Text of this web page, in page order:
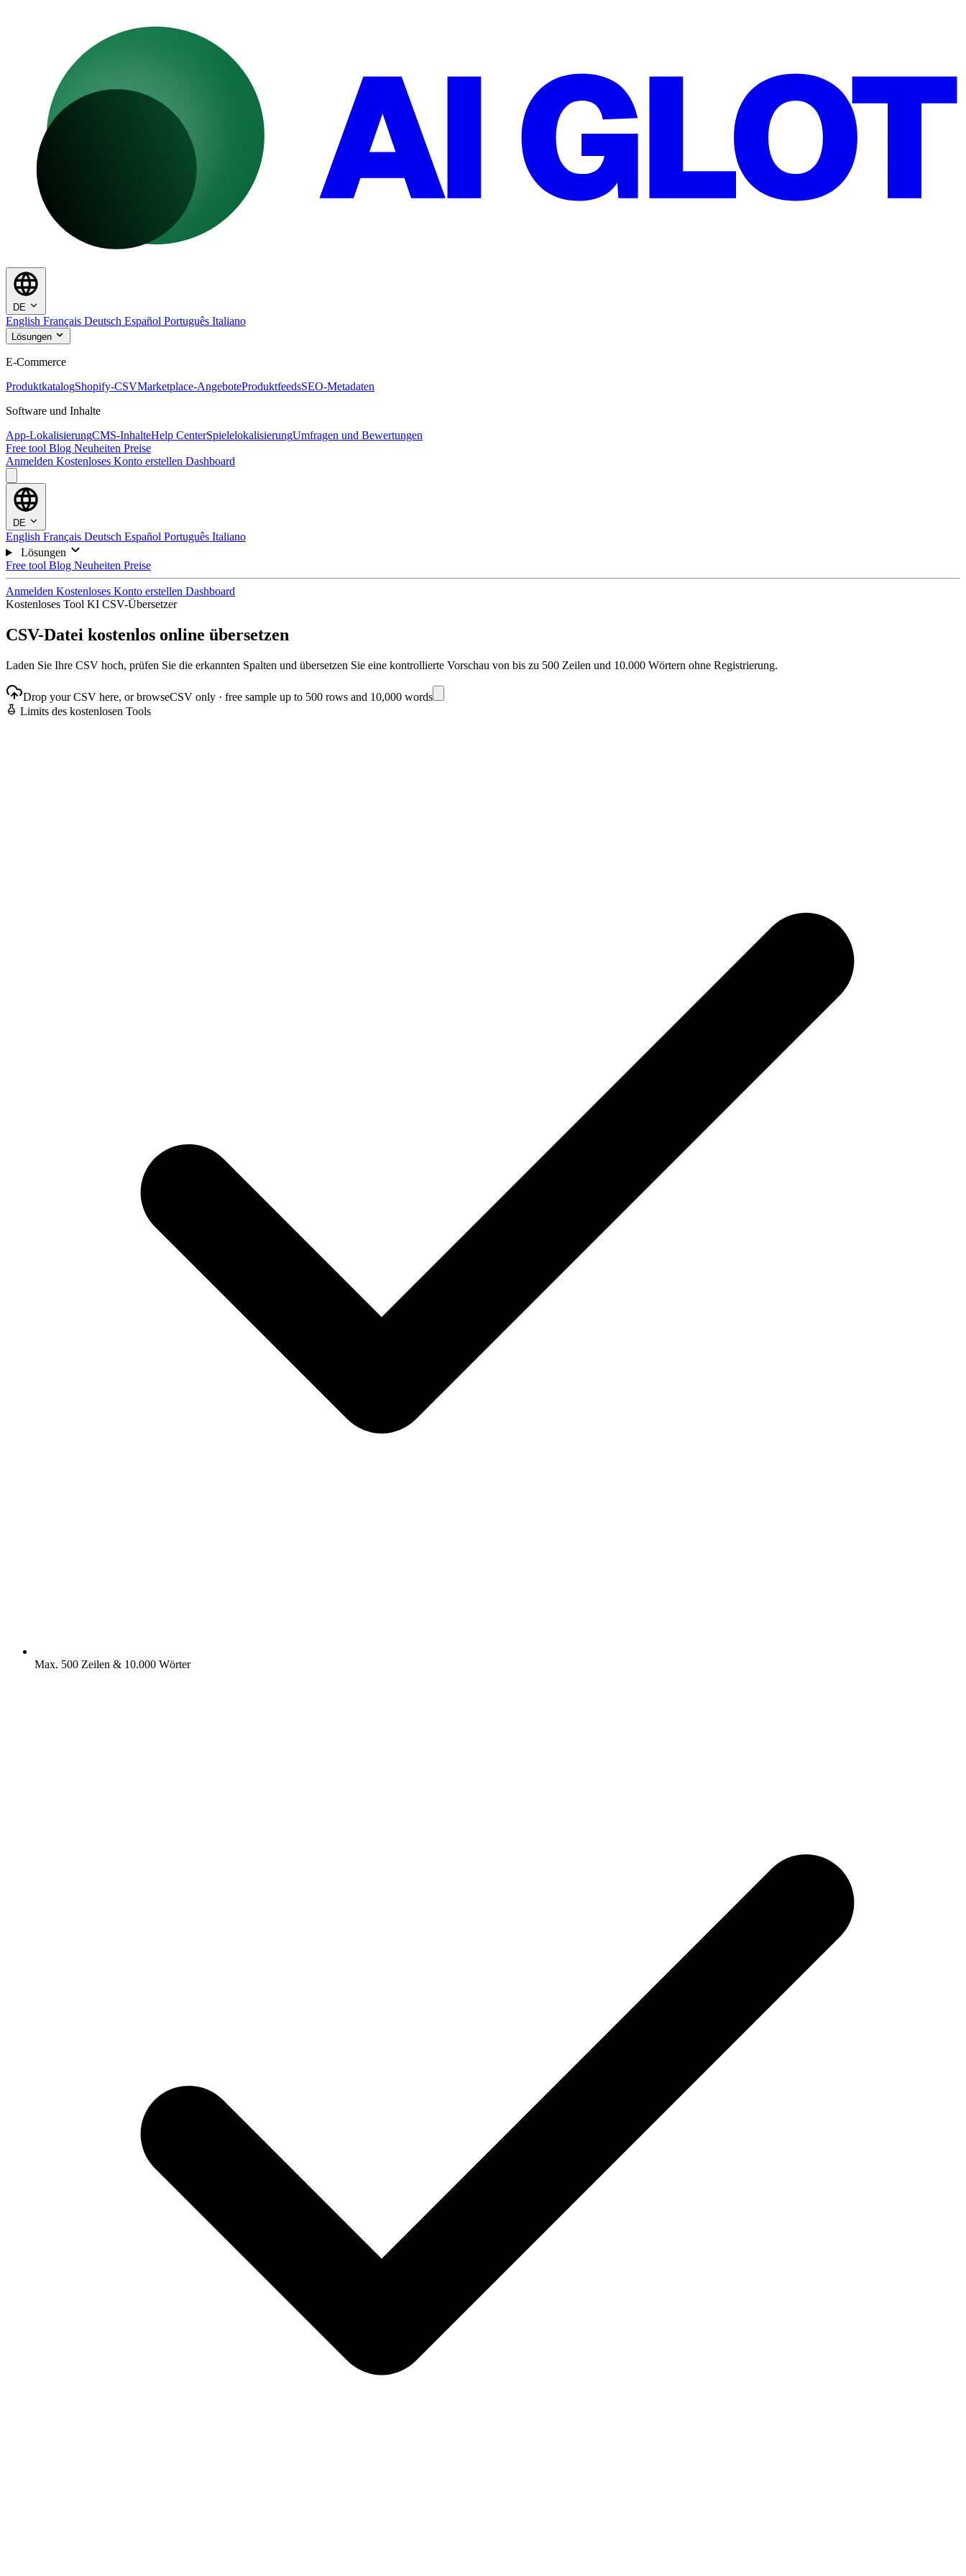
DE
English Français Deutsch Español Português Italiano
Lösungen
E-Commerce
ProduktkatalogShopify-CSVMarketplace-AngeboteProduktfeedsSEO-Metadaten
Software und Inhalte
App-LokalisierungCMS-InhalteHelp CenterSpielelokalisierungUmfragen und Bewertungen
Free tool Blog Neuheiten Preise
Anmelden Kostenloses Konto erstellen Dashboard
DE
English Français Deutsch Español Português Italiano
Lösungen
Free tool Blog Neuheiten Preise
Anmelden Kostenloses Konto erstellen Dashboard
Kostenloses Tool KI CSV-Übersetzer
CSV-Datei kostenlos online übersetzen
Laden Sie Ihre CSV hoch, prüfen Sie die erkannten Spalten und übersetzen Sie eine kontrollierte Vorschau von bis zu 500 Zeilen und 10.000 Wörtern ohne Registrierung.
Drop your CSV here, or browseCSV only · free sample up to 500 rows and 10,000 words
Limits des kostenlosen Tools
Max. 500 Zeilen & 10.000 Wörter